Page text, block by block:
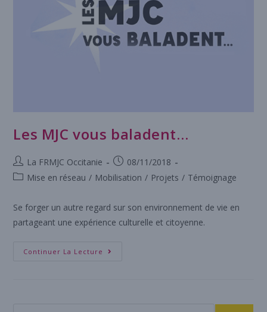
Les MJC vous baladent…
La FRMJC Occitanie
08/11/2018
Mise en réseau / Mobilisation / Projets / Témoignage
Se forger un autre regard sur son environnement de vie en
partageant une expérience culturelle et citoyenne.
Continuer La Lecture